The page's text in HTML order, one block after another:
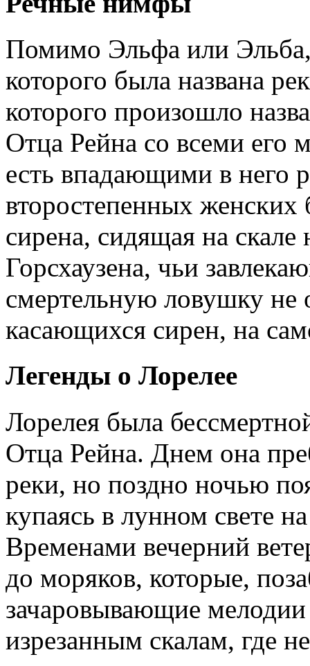
Помимо Эльфа или
которого была названа
которого произошло
Отца Рейна со всеми его
есть впадающими в него
второстепенных женских
сирена, сидящая на
Горсхаузена, чьи
смертельную ловушку не
касающихся сирен, на
Легенды о Лорелее
Лорелея была
Отца Рейна. Днем она
реки, но поздно ночью
купаясь в лунном свете
Временами вечерний
до моряков, которые,
зачаровывающие
изрезанным скалам, где